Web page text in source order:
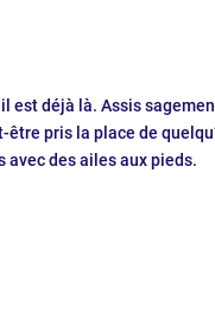
est déjà là. Assis
être pris la place de
avec des ailes aux pieds.